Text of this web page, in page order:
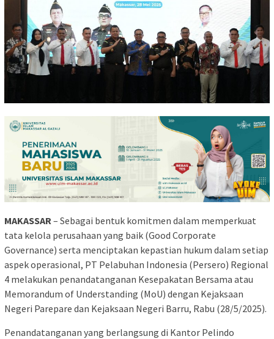
MAKASSAR – Sebagai bentuk komitmen dalam memperkuat
tata kelola perusahaan yang baik (Good Corporate
Governance) serta menciptakan kepastian hukum dalam setiap
aspek operasional, PT Pelabuhan Indonesia (Persero) Regional
4 melakukan penandatanganan Kesepakatan Bersama atau
Memorandum of Understanding (MoU) dengan Kejaksaan
Negeri Parepare dan Kejaksaan Negeri Barru, Rabu (28/5/2025).
Penandatanganan yang berlangsung di Kantor Pelindo